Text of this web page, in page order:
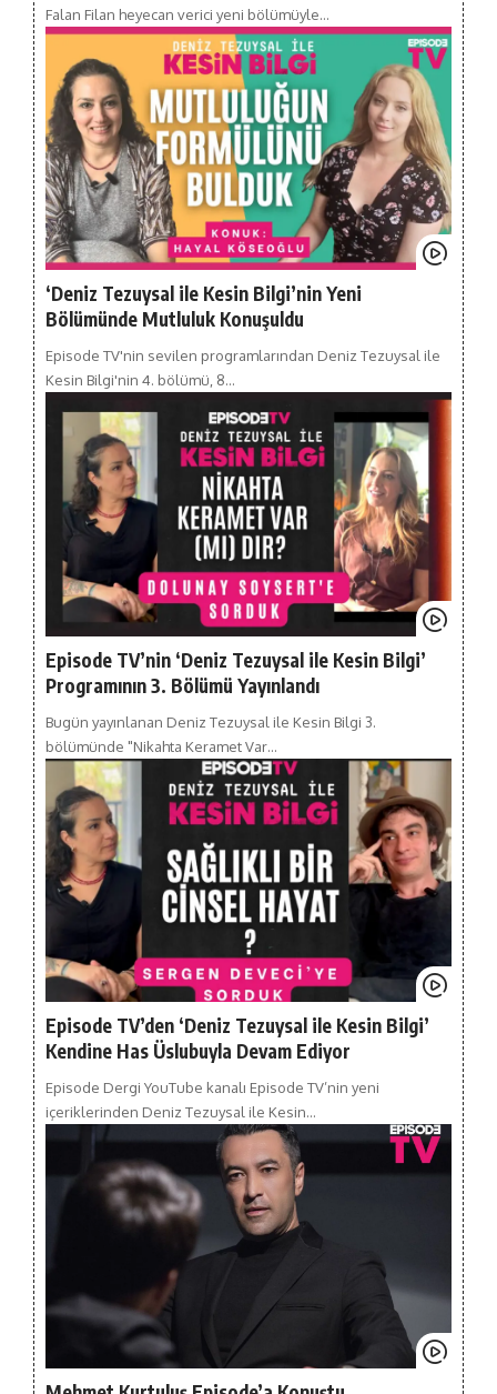
Falan Filan heyecan verici yeni bölümüyle…
‘Deniz Tezuysal ile Kesin Bilgi’nin Yeni
Bölümünde Mutluluk Konuşuldu
Episode TV'nin sevilen programlarından Deniz Tezuysal ile
Kesin Bilgi'nin 4. bölümü, 8…
Episode TV’nin ‘Deniz Tezuysal ile Kesin Bilgi’
Programının 3. Bölümü Yayınlandı
Bugün yayınlanan Deniz Tezuysal ile Kesin Bilgi 3.
bölümünde "Nikahta Keramet Var…
Episode TV’den ‘Deniz Tezuysal ile Kesin Bilgi’
Kendine Has Üslubuyla Devam Ediyor
Episode Dergi YouTube kanalı Episode TV’nin yeni
içeriklerinden Deniz Tezuysal ile Kesin…